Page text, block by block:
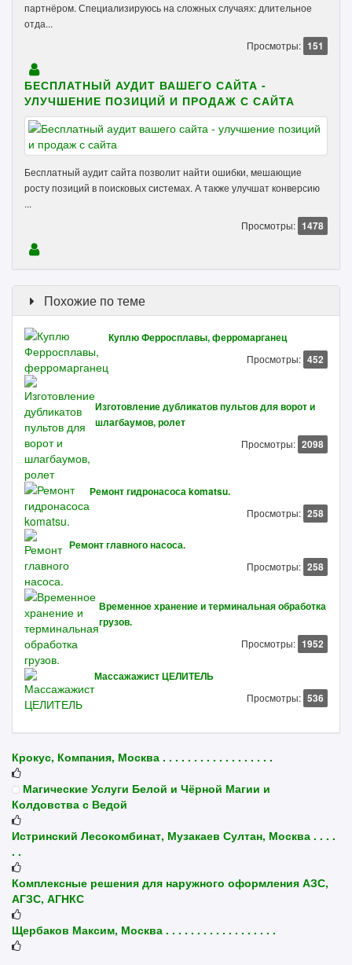
партнёром. Специализируюсь на сложных случаях: длительное
отда...
Просмотры: 151
БЕСПЛАТНЫЙ АУДИТ ВАШЕГО САЙТА -
УЛУЧШЕНИЕ ПОЗИЦИЙ И ПРОДАЖ С САЙТА
Бесплатный аудит сайта позволит найти ошибки, мешающие
росту позиций в поисковых системах. А также улучшат конверсию
...
Просмотры: 1478
Похожие по теме
Куплю Ферросплавы, ферромарганец
Просмотры: 452
Изготовление дубликатов пультов для ворот и
шлагбаумов, ролет
Просмотры: 2098
Ремонт гидронасоса komatsu.
Просмотры: 258
Ремонт главного насоса.
Просмотры: 258
Временное хранение и терминальная обработка
грузов.
Просмотры: 1952
Массажажист ЦЕЛИТЕЛЬ
Просмотры: 536
Крокус, Компания, Москва . . . . . . . . . . . . . . . . . .
Магические Услуги Белой и Чёрной Магии и
Колдовства с Ведой
Истринский Лесокомбинат, Музакаев Султан, Москва . . . .
. .
Комплексные решения для наружного оформления АЗС,
АГЗС, АГНКС
Щербаков Максим, Москва . . . . . . . . . . . . . . . . . .